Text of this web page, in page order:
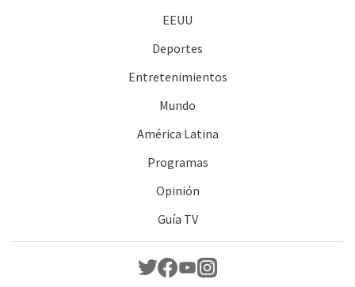
EEUU
Deportes
Entretenimientos
Mundo
América Latina
Programas
Opinión
Guía TV